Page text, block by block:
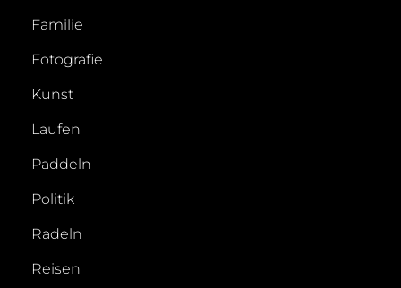
Familie
Fotografie
Kunst
Laufen
Paddeln
Politik
Radeln
Reisen